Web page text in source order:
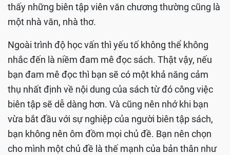
thấy những biên tập viên văn chương thường cũng là
một nhà văn, nhà thơ.
Ngoài trình độ học vấn thì yếu tố không thể không
nhắc đến là niềm đam mê đọc sách. Thật vậy, nếu
bạn đam mê đọc thì bạn sẽ có một khả năng cảm
thụ nhất định về nội dung của sách từ đó công việc
biên tập sẽ dễ dàng hơn. Và cũng nên nhớ khi bạn
vừa bắt đầu với sự nghiệp của người biên tập sách,
bạn không nên ôm đồm mọi chủ đề. Bạn nên chọn
cho mình một chủ đề là thế mạnh của bản thân như